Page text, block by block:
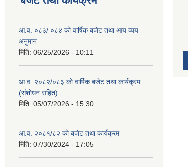
आ.व. ०८३/ ०८४ को वार्षिक बजेट तथा आय व्यय
अनुमान
मिति: 06/25/2026 - 10:11
आ.व. २०८२/०८३ को वार्षिक बजेट तथा कार्यक्रम
(संशोधन सहित)
मिति: 05/07/2026 - 15:30
आ.व. २०८१/८२ को बजेट तथा कार्यक्रम
मिति: 07/30/2024 - 17:05